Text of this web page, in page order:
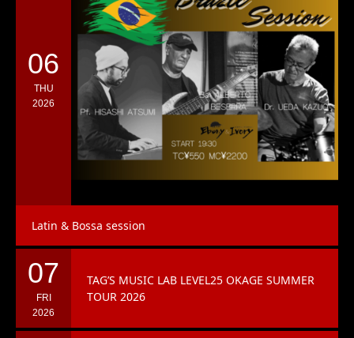
06
THU
2026
Latin & Bossa session
07
FRI
2026
TAG’S MUSIC LAB LEVEL25 OKAGE SUMMER
TOUR 2026